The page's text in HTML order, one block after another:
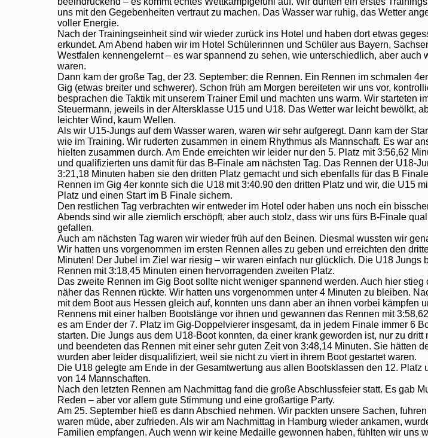
uns mit den Gegebenheiten vertraut zu machen. Das Wasser war ruhig, das Wetter
voller Energie.
Nach der Trainingseinheit sind wir wieder zurück ins Hotel und haben dort etwas
erkundet. Am Abend haben wir im Hotel Schülerinnen und Schüler aus Bayern,
Westfalen kennengelernt – es war spannend zu sehen, wie unterschiedlich, aber auch
waren.
Dann kam der große Tag, der 23. September: die Rennen. Ein Rennen im schmalen
Gig (etwas breiter und schwerer). Schon früh am Morgen bereiteten wir uns vor,
besprachen die Taktik mit unserem Trainer Emil und machten uns warm. Wir starteten
Steuermann, jeweils in der Altersklasse U15 und U18. Das Wetter war leicht bewölkt,
leichter Wind, kaum Wellen.
Als wir U15-Jungs auf dem Wasser waren, waren wir sehr aufgeregt. Dann kam der
wie im Training. Wir ruderten zusammen in einem Rhythmus als Mannschaft. Es war
hielten zusammen durch. Am Ende erreichten wir leider nur den 5. Platz mit 3:56,62
und qualifizierten uns damit für das B-Finale am nächsten Tag. Das Rennen der U18-
3:21,18 Minuten haben sie den dritten Platz gemacht und sich ebenfalls für das B
Rennen im Gig 4er konnte sich die U18 mit 3:40.90 den dritten Platz und wir, die U15
Platz und einen Start im B Finale sichern.
Den restlichen Tag verbrachten wir entweder im Hotel oder haben uns noch ein
Abends sind wir alle ziemlich erschöpft, aber auch stolz, dass wir uns fürs B-Finale
gefallen.
Auch am nächsten Tag waren wir wieder früh auf den Beinen. Diesmal wussten wir
Wir hatten uns vorgenommen im ersten Rennen alles zu geben und erreichten den
Minuten! Der Jubel im Ziel war riesig – wir waren einfach nur glücklich. Die U18 Jungs
Rennen mit 3:18,45 Minuten einen hervorragenden zweiten Platz.
Das zweite Rennen im Gig Boot sollte nicht weniger spannend werden. Auch hier stieg
näher das Rennen rückte. Wir hatten uns vorgenommen unter 4 Minuten zu bleiben.
mit dem Boot aus Hessen gleich auf, konnten uns dann aber an ihnen vorbei kämpfen
Rennens mit einer halben Bootslänge vor ihnen und gewannen das Rennen mit
es am Ender der 7. Platz im Gig-Doppelvierer insgesamt, da in jedem Finale immer 6
starten. Die Jungs aus dem U18-Boot konnten, da einer krank geworden ist, nur zu dritt
und beendeten das Rennen mit einer sehr guten Zeit von 3:48,14 Minuten. Sie hätten
wurden aber leider disqualifiziert, weil sie nicht zu viert in ihrem Boot gestartet waren.
Die U18 gelegte am Ende in der Gesamtwertung aus allen Bootsklassen den 12. Platz
von 14 Mannschaften.
Nach den letzten Rennen am Nachmittag fand die große Abschlussfeier statt. Es gab
Reden – aber vor allem gute Stimmung und eine großartige Party.
Am 25. September hieß es dann Abschied nehmen. Wir packten unsere Sachen,
waren müde, aber zufrieden. Als wir am Nachmittag in Hamburg wieder ankamen,
Familien empfangen. Auch wenn wir keine Medaille gewonnen haben, fühlten wir uns